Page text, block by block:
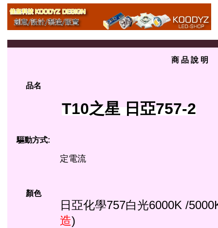
商 品 說 明
品名
T10之星 日亞757-2
驅動方式:
定電流
顏色
日亞化學757白光6000K /
造)